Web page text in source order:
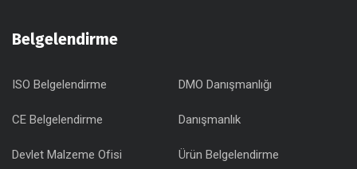
Belgelendirme
ISO Belgelendirme DMO Danışmanlığı
CE Belgelendirme Danışmanlık
Devlet Malzeme Ofisi Ürün Belgelendirme